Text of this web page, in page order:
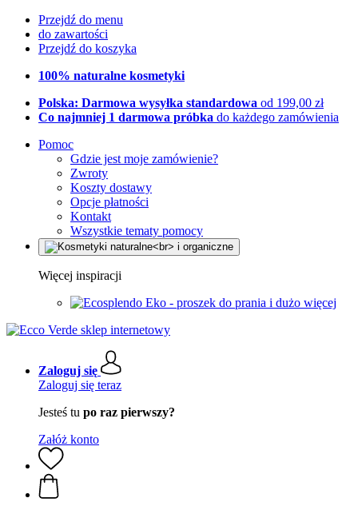
Przejdź do menu
do zawartości
Przejdź do koszyka
100% naturalne kosmetyki
Polska: Darmowa wysyłka standardowa od 199,00 zł
Co najmniej 1 darmowa próbka do każdego zamówienia
Pomoc
Gdzie jest moje zamówienie?
Zwroty
Koszty dostawy
Opcje płatności
Kontakt
Wszystkie tematy pomocy
Więcej inspiracji
Eko - proszek do prania i dużo więcej
Zaloguj się
Zaloguj się teraz
Jesteś tu po raz pierwszy?
Załóż konto